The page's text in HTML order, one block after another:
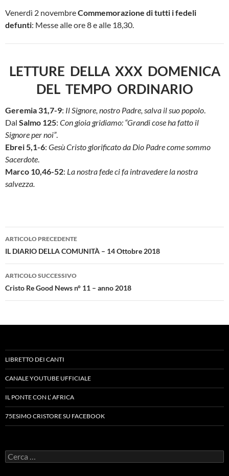
Venerdì 2 novembreCommemorazione di tutti i fedeli
defunti: Messe alle ore 8 e alle 18,30.
LETTURE DELLA XXX DOMENICA
DEL TEMPO ORDINARIO
Geremia 31,7-9: Il Signore, nostro Padre, salva il suo popolo.
Dal Salmo 125: Con gioia gridiamo: “Grandi cose ha fatto il
Signore per noi”.
Ebrei 5,1-6: Gesù Cristo glorificato da Dio Padre come sommo
Sacerdote.
Marco 10,46-52: La nostra fede ci fa intravedere la nostra
salvezza.
Navigazione
articolo
ARTICOLO PRECEDENTE
IL DIARIO DELLA COMUNITÀ – 14 Ottobre 2018
ARTICOLO SUCCESSIVO
Cristo Re Good News n° 11 – anno 2018
LIBRETTO DEI CANTI
CANALE YOUTUBE UFFICIALE
IL PONTE CON L’ AFRICA
75ESIMO CRISTORE SU FACEBOOK
Ricerca
per: